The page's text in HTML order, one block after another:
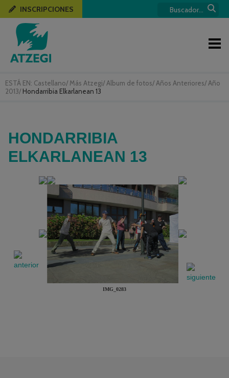
ESTÁ EN: Castellano/ Más Atzegi/ Album de fotos/ Años Anteriores/ Año
2013/ Hondarribia Elkarlanean 13
INSCRIPCIONES
HONDARRIBIA
ELKARLANEAN 13
IMG_0283